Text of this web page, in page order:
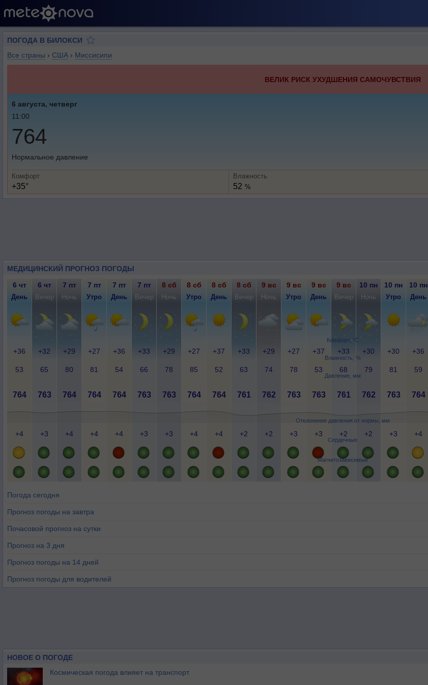
ПОГОДА В БИЛОКСИ
Все страны › США › Миссисипи
ВЕЛИК РИСК УХУДШЕНИЯ САМОЧУВСТВИЯ
6 августа, четверг
11:00
764
Нормальное давление
Комфорт
+35°
Влажность
52 %
МЕДИЦИНСКИЙ ПРОГНОЗ ПОГОДЫ
Комфорт, °C
Влажность, %
Давление, мм
Отклонение давления от нормы, мм
Сердечные
Магнитозависимые
6 чт 6 чт 7 пт 7 пт 7 пт 7 пт 8 сб 8 сб 8 сб 8 сб 9 вс 9 вс 9 вс 9 вс 10 пн 10 пн 10 пн
День Вечер Ночь Утро День Вечер Ночь Утро День Вечер Ночь Утро День Вечер Ночь Утро День
+36 +32 +29 +27 +36 +33 +29 +27 +37 +33 +29 +27 +37 +33 +30 +30 +36
53 65 80 81 54 66 78 85 52 63 74 78 53 68 79 81 59
764 763 764 764 764 763 763 764 764 761 762 763 763 761 762 763 764
+4 +3 +4 +4 +4 +3 +3 +4 +4 +2 +2 +3 +3 +2 +2 +3 +4
Погода сегодня
Прогноз погоды на завтра
Почасовой прогноз на сутки
Прогноз на 3 дня
Прогноз погоды на 14 дней
Прогноз погоды для водителей
НОВОЕ О ПОГОДЕ
Космическая погода влияет на транспорт